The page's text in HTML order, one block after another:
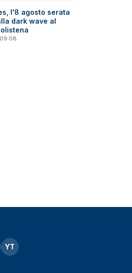
l'8 agosto serata
dark wave al
YT